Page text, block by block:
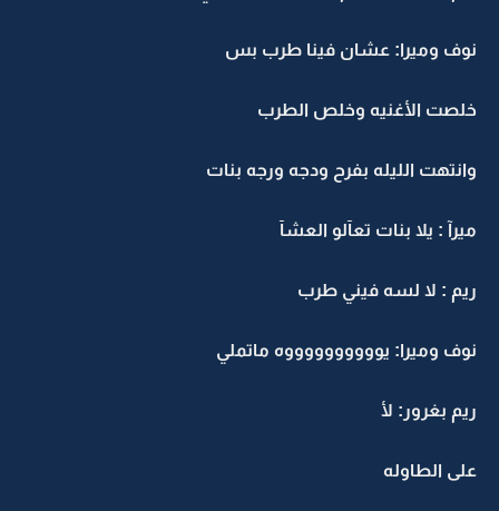
نوف وميرا: عشان فينا طرب بس
خلصت الأغنيه وخلص الطرب
وانتهت الليله بفرح ودجه ورجه بنات
ميرآ : يلا بنات تعآلو العشآ
ريم : لا لسه فيني طرب
نوف وميرا: يووووووووووه ماتملي
ريم بغرور: لأ
على الطاوله